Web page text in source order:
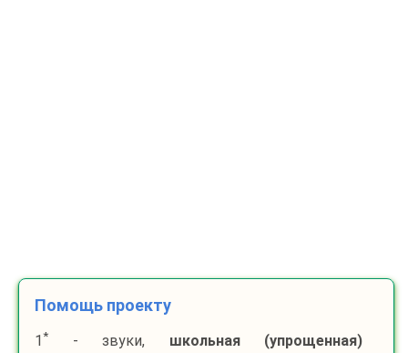
Помощь проекту
1 * - звуки, школьная (упрощенная)